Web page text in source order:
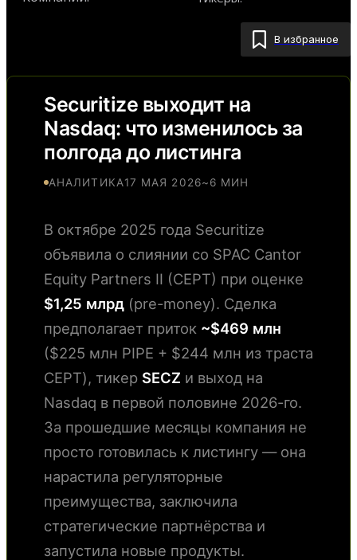
В избранное
Securitize выходит на
Nasdaq: что изменилось за
полгода до листинга
АНАЛИТИКА17 МАЯ 2026~6 МИН
В октябре 2025 года Securitize
объявила о слиянии со SPAC Cantor
Equity Partners II (CEPT) при оценке
$1,25 млрд (pre-money). Сделка
предполагает приток ~$469 млн
($225 млн PIPE + $244 млн из траста
CEPT), тикер SECZ и выход на
Nasdaq в первой половине 2026-го.
За прошедшие месяцы компания не
просто готовилась к листингу — она
нарастила регуляторные
преимущества, заключила
стратегические партнёрства и
запустила новые продукты.